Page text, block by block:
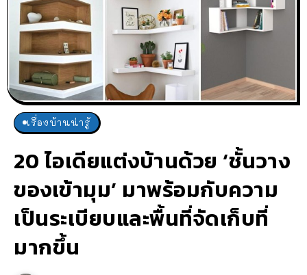
เรื่องบ้านน่ารู้
20 ไอเดียแต่งบ้านด้วย ‘ชั้นวาง
ของเข้ามุม’ มาพร้อมกับความ
เป็นระเบียบและพื้นที่จัดเก็บที่
มากขึ้น